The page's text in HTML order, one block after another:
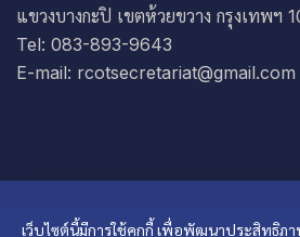
แขวงบางกะปิ เขตห้วยขวาง กรุงเทพฯ
Tel: 083-893-9643
E-mail: rcotsecretariat@gmail.com
เว็บไซต์นี้มีการใช้คุกกี้ เพื่อพัฒนาประสิทธิภ